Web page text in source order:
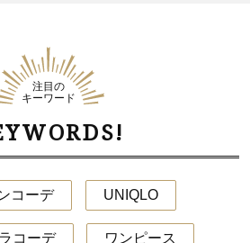
注目の
キーワード
コーデ UNIQLO
コーデ ワンピース